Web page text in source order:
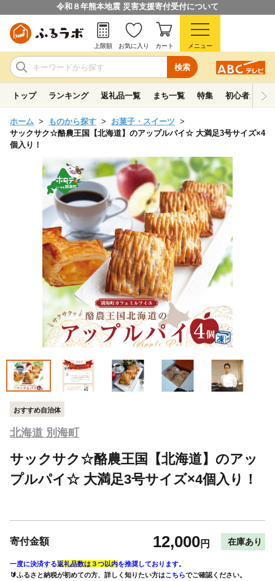
令和８年熊本地震 災害支援寄付受付について
検索
上限額 お気に入り カート メニュー
トップ ランキング 返礼品一覧 まち一覧 特集 初心者ガイド
ホーム ものから探す
お菓子・スイーツ
サックサク☆酪農王国【北海道】のアップルパイ☆ 大満足3号サイズ×4
個入り！
おすすめ自治体
北海道 別海町
サックサク☆酪農王国【北海道】のアッ
プルパイ☆ 大満足3号サイズ×4個入り！
寄付金額 12,000円 在庫あり
一度に決済する返礼品数は３つ以内を推奨しております。
🔰ふるさと納税が初めての方、詳しく知りたい方はこちらでご確認ください。